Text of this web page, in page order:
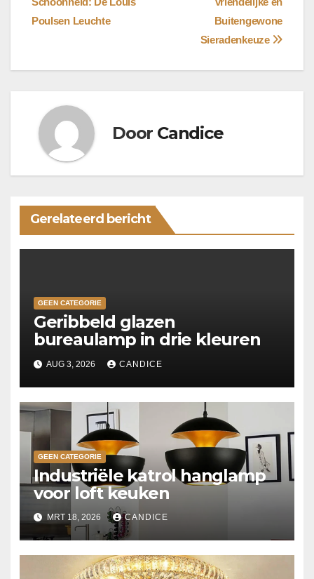
navigatie
Buitengewone
Sieradenkeuze
Poulsen Leuchte
Door Candice
Gerelateerd bericht
GEEN CATEGORIE
Geribbeld glazen
bureaulamp in drie kleuren
AUG 3, 2026 CANDICE
GEEN CATEGORIE
Industriële katrol hanglamp
voor loft keuken
MRT 18, 2026 CANDICE